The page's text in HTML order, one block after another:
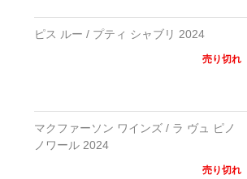
ピス ルー / プティ シャブリ 2024
売り切れ
マクファーソン ワインズ / ラ ヴュ ピノ
ノワール 2024
売り切れ